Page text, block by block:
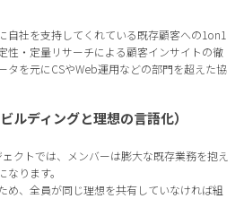
自社を支持してくれている既存顧客への1on1
性・定量リサーチによる顧客インサイトの徹
タを元にCSやWeb運用などの部門を超えた協
ルディングと理想の言語化）
クトでは、メンバーは膨大な既存業務を抱え
ります。
め、全員が同じ理想を共有していなければ組